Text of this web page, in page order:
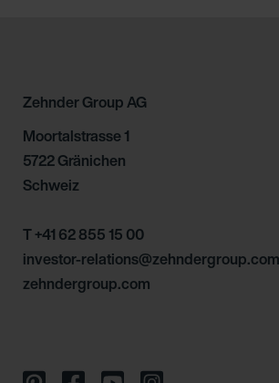
Zehnder Group AG
Moortalstrasse 1
5722 Gränichen
Schweiz
T +41 62 855 15 00
investor-relations@zehndergroup.com
zehndergroup.com